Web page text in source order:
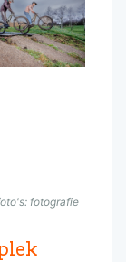
fotografie